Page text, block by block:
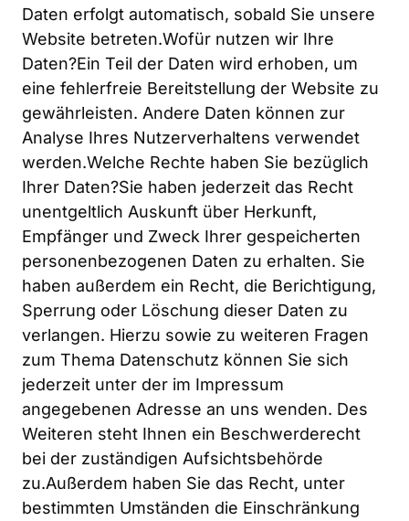
Daten erfolgt automatisch, sobald Sie unsere
Website betreten.Wofür nutzen wir Ihre
Daten?Ein Teil der Daten wird erhoben, um
eine fehlerfreie Bereitstellung der Website zu
gewährleisten. Andere Daten können zur
Analyse Ihres Nutzerverhaltens verwendet
werden.Welche Rechte haben Sie bezüglich
Ihrer Daten?Sie haben jederzeit das Recht
unentgeltlich Auskunft über Herkunft,
Empfänger und Zweck Ihrer gespeicherten
personenbezogenen Daten zu erhalten. Sie
haben außerdem ein Recht, die Berichtigung,
Sperrung oder Löschung dieser Daten zu
verlangen. Hierzu sowie zu weiteren Fragen
zum Thema Datenschutz können Sie sich
jederzeit unter der im Impressum
angegebenen Adresse an uns wenden. Des
Weiteren steht Ihnen ein Beschwerderecht
bei der zuständigen Aufsichtsbehörde
zu.Außerdem haben Sie das Recht, unter
bestimmten Umständen die Einschränkung